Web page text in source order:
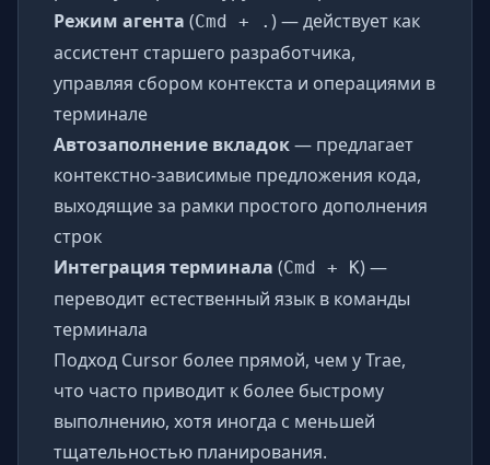
Режим агента (Cmd + . ) — действует как
ассистент старшего разработчика,
управляя сбором контекста и операциями в
терминале
Автозаполнение вкладок— предлагает
контекстно-зависимые предложения кода,
выходящие за рамки простого дополнения
строк
Интеграция терминала (Cmd + K) —
переводит естественный язык в команды
терминала
Подход Cursor более прямой, чем у Trae,
что часто приводит к более быстрому
выполнению, хотя иногда с меньшей
тщательностью планирования.